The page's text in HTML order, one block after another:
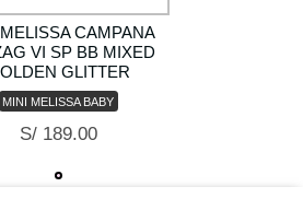
CAMPANA
VI SP BB MIXED
GLITTER
MINI MELISSA BABY
S/ 189.00